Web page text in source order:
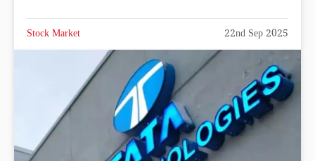
RVNL Share Price | रेल विकास निगम शेयर
मालामाल करेगा, लगातार चढ़ रहा भाव, खरीदने की मची है
लूट